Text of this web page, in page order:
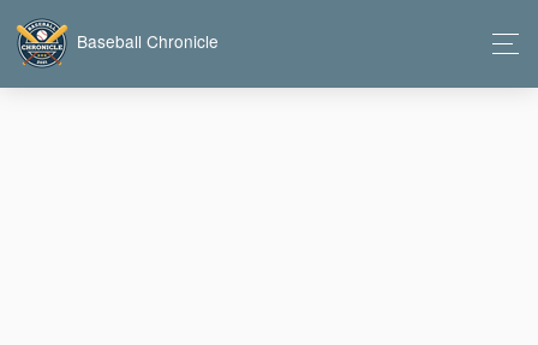
Baseball Chronicle